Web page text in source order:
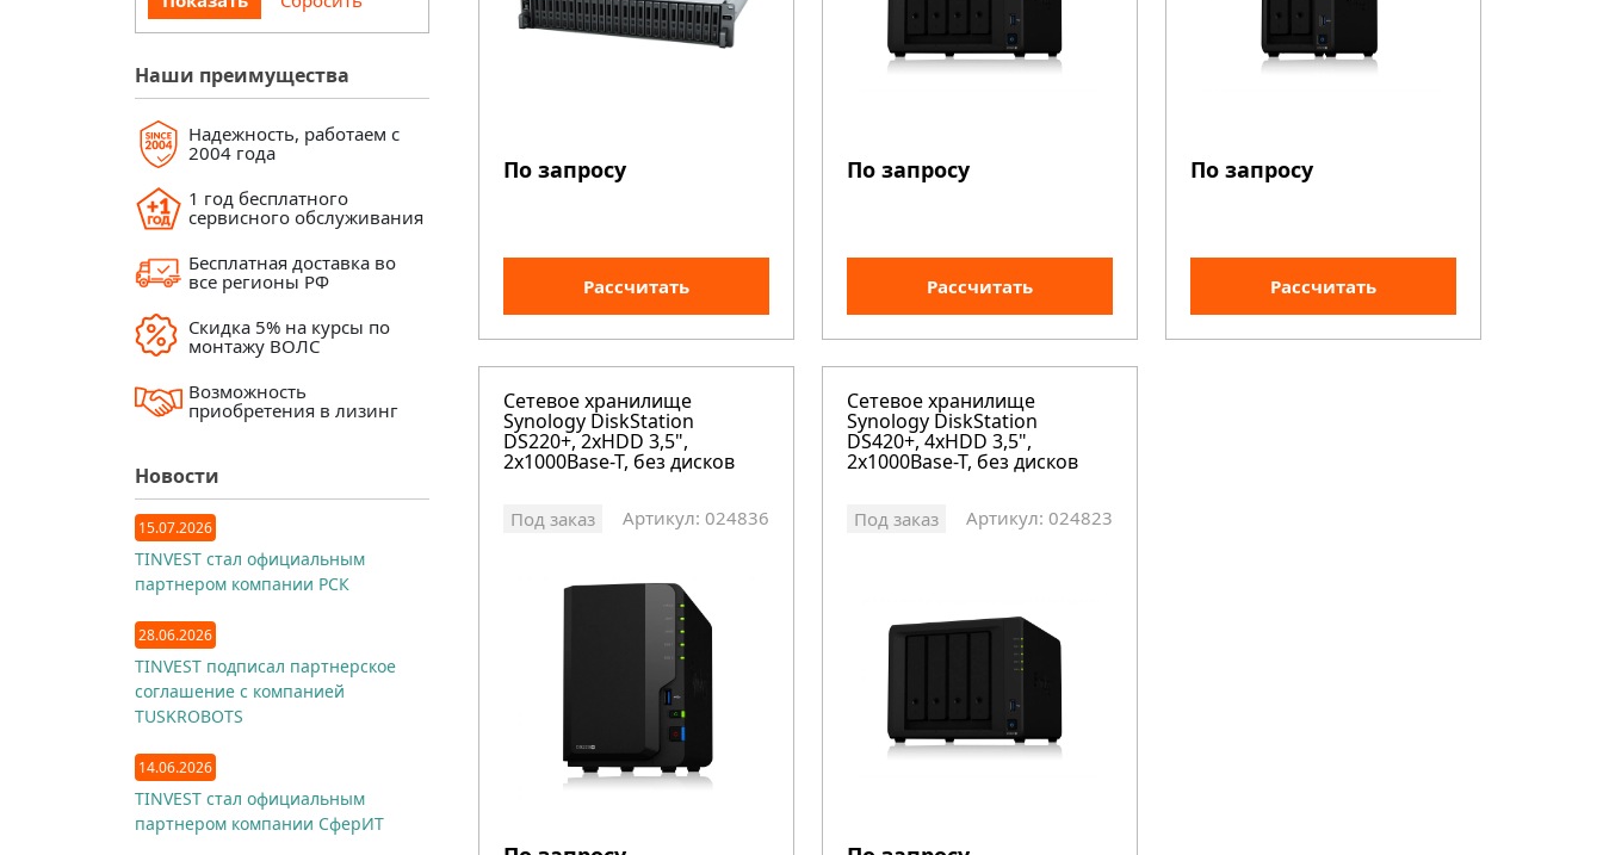
Наши преимущества
Надежность, работаем с
2004 года
1 год бесплатного
сервисного обслуживания
Бесплатная доставка во
все регионы РФ
Скидка 5% на курсы по
монтажу ВОЛС
Возможность
приобретения в лизинг
Новости
15.07.2026
TINVEST стал официальным
партнером компании РСК
28.06.2026
TINVEST подписал партнерское
соглашение с компанией
TUSKROBOTS
14.06.2026
TINVEST стал официальным
партнером компании СферИТ
По запросу
Рассчитать
По запросу
Рассчитать
По запросу
Рассчитать
Сетевое хранилище
Synology DiskStation
DS220+, 2xHDD 3,5",
2х1000Base-T, без дисков
Под заказ Артикул: 024836
Сетевое хранилище
Synology DiskStation
DS420+, 4xHDD 3,5",
2х1000Base-T, без дисков
Под заказ Артикул: 024823